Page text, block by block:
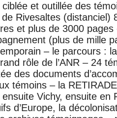
et outillée des
Rivesaltes (distanciel)
et plus de 3000
(plus de mille
– le parcours :
rôle de l’ANR – 24
des documents
témoins – la
Vichy, ensuite en
d’Europe, la